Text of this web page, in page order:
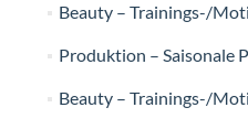
Beauty – Trainings-/
Produktion – Saisonale
Beauty – Trainings-/